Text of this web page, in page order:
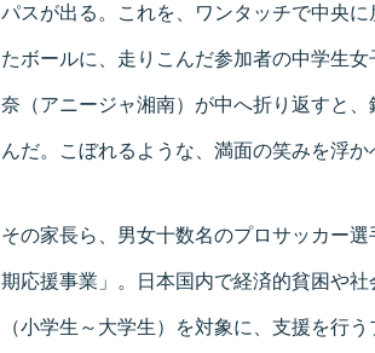
パスが出る。これを、ワンタッチで中央
たボールに、走りこんだ参加者の中学生
奈（アニージャ湘南）が中へ折り返すと
んだ。こぼれるような、満面の笑みを浮か
その家長ら、男女十数名のプロサッカー
期応援事業」。日本国内で経済的貧困や
（小学生～大学生）を対象に、支援を行